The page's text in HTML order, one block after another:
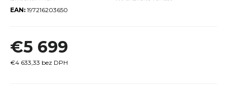
EAN: 197216203650
€5 699
€4 633,33 bez DPH
X 3.0